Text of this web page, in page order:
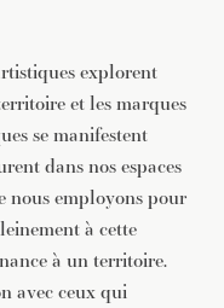
explorent
et les marques
se manifestent
dans nos espaces
nous employons pour
à cette
à un territoire.
avec ceux qui